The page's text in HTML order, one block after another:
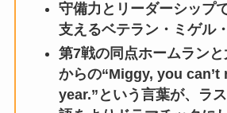
守備力とリーダーシップ
支えるベテラン・ミゲル
第7戦の同点ホームラン
からの“Miggy, you can’t
year.”という言葉が、ラ